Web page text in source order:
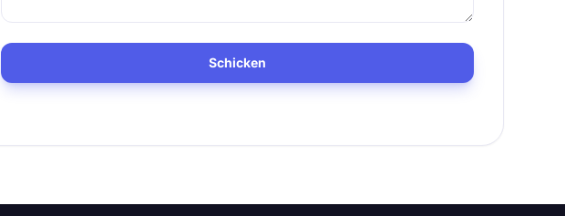
Schicken